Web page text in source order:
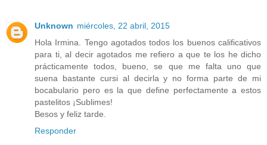
Unknown miércoles, 22 abril, 2015
Hola Irmina. Tengo agotados todos los buenos calificativos
para ti, al decir agotados me refiero a que te los he dicho
prácticamente todos, bueno, se que me falta uno que
suena bastante cursi al decirla y no forma parte de mi
bocabulario pero es la que define perfectamente a estos
pastelitos ¡Sublimes!
Besos y feliz tarde.
Responder